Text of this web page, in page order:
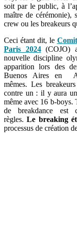
soit par le public, à
maître de cérémonie),
crew ou les breakeurs
Ceci étant dit, le
Paris 2024(COJO) a
nouvelle discipline
apparition lors des
Buenos Aires en
mêmes. Les breakeurs
contre un : il y aura
même avec 16 b-boys.
de breakdance
règles. Le breaking
processus de création